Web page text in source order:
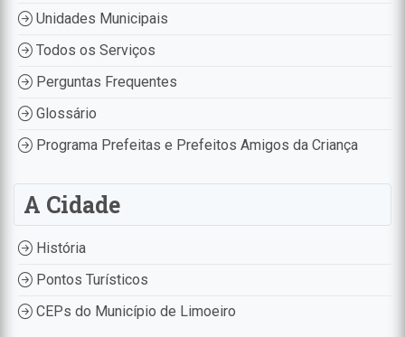
Unidades Municipais
Todos os Serviços
Perguntas Frequentes
Glossário
Programa Prefeitas e Prefeitos Amigos da Criança
A Cidade
História
Pontos Turísticos
CEPs do Município de Limoeiro